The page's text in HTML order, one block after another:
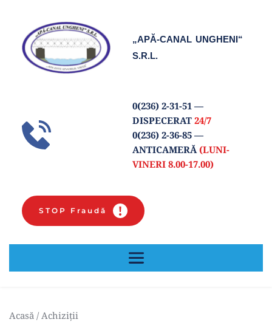
„APĂ-CANAL UNGHENI“
S.R.L.
0(236) 2-31-51 —
DISPECERAT 24/7
0(236) 2-36-85 —
ANTICAMERĂ (LUNI-
VINERI 8.00-17.00)
STOP Fraudă
Acasă / Achiziții